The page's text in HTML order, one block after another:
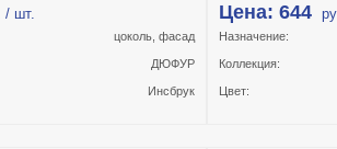
/ шт.
цоколь, фасад
ДЮФУР
Инсбрук
Цена: 644
Назначение:
Коллекция:
Цвет: